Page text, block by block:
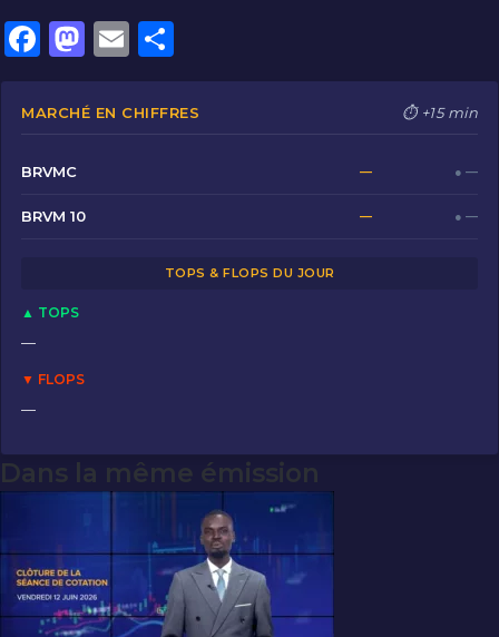
F
a
c
b
o
o
M
a
st
o
n
E
m
ai
ar
ta
MARCHÉ EN CHIFFRES ⏱ +15 min
BRVMC — ● —
BRVM 10 — ● —
TOPS & FLOPS DU JOUR
▲ TOPS
—
▼ FLOPS
—
Dans la même émission